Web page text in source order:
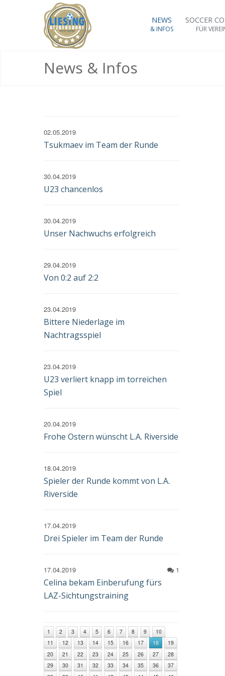
NEWS
& INFOS
SOCCER
FÜR
News & Infos
02.05.2019
Tsukmaev im Team der Runde
30.04.2019
U23 chancenlos
30.04.2019
Unser Nachwuchs erfolgreich
29.04.2019
Von 0:2 auf 2:2
23.04.2019
Bittere Niederlage im
Nachtragsspiel
23.04.2019
U23 verliert knapp im torreichen
Spiel
20.04.2019
Frohe Ostern wünscht L.A. Riverside
18.04.2019
Spieler der Runde kommt von L.A.
Riverside
17.04.2019
Drei Spieler im Team der Runde
1
17.04.2019
Celina bekam Einberufung fürs
LAZ-Sichtungstraining
1 2 3 4 5 6 7 8 9
10
11
12 13 14 15 16 17 18
19
20
21 22 23 24 25 26 27
28
29
30 31 32 33 34 35 36
37